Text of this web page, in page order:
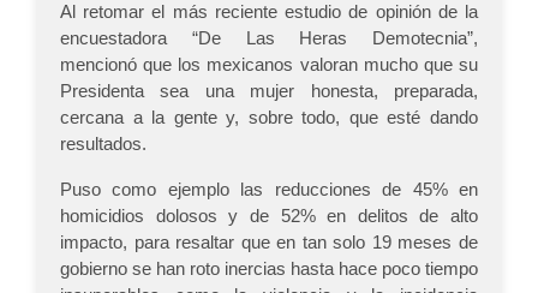
Al retomar el más reciente estudio de opinión de la
encuestadora “De Las Heras Demotecnia”,
mencionó que los mexicanos valoran mucho que su
Presidenta sea una mujer honesta, preparada,
cercana a la gente y, sobre todo, que esté dando
resultados.
Puso como ejemplo las reducciones de 45% en
homicidios dolosos y de 52% en delitos de alto
impacto, para resaltar que en tan solo 19 meses de
gobierno se han roto inercias hasta hace poco tiempo